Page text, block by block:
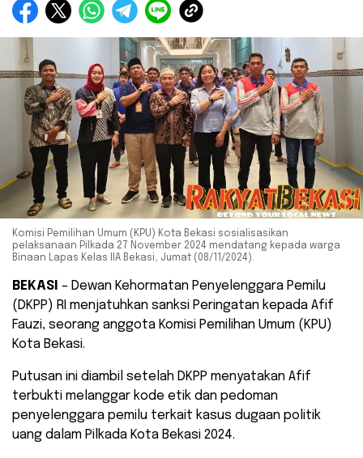
Komisi Pemilihan Umum (KPU) Kota Bekasi sosialisasikan
pelaksanaan Pilkada 27 November 2024 mendatang kepada warga
Binaan Lapas Kelas IIA Bekasi, Jumat (08/11/2024).
BEKASI – Dewan Kehormatan Penyelenggara Pemilu
(DKPP) RI menjatuhkan sanksi Peringatan kepada Afif
Fauzi, seorang anggota Komisi Pemilihan Umum (KPU)
Kota Bekasi.
Putusan ini diambil setelah DKPP menyatakan Afif
terbukti melanggar kode etik dan pedoman
penyelenggara pemilu terkait kasus dugaan politik
uang dalam Pilkada Kota Bekasi 2024.